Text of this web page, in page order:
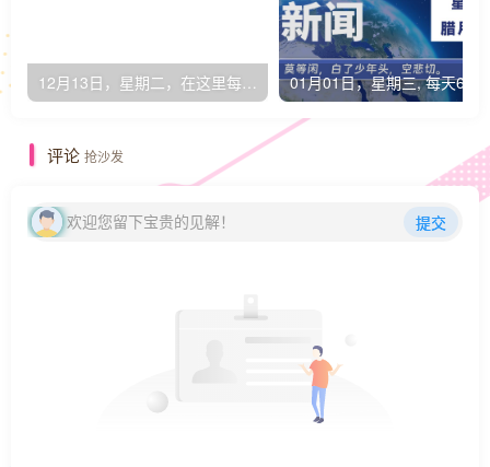
评论 抢沙发
欢迎您留下宝贵的见解！ 提交